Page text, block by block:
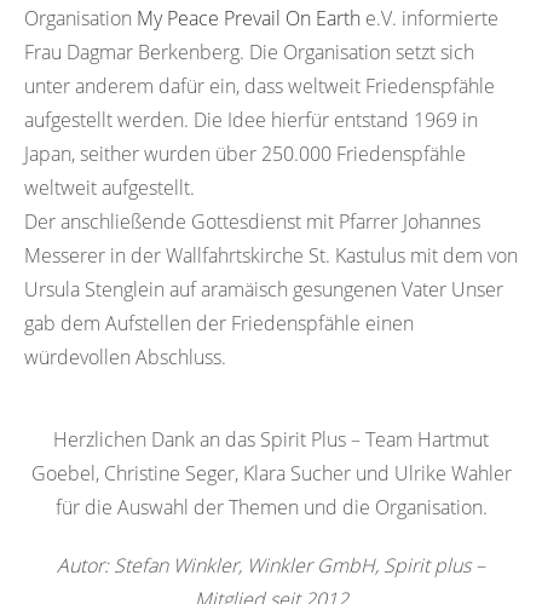
Organisation My Peace Prevail On Earth e.V. informierte
Frau Dagmar Berkenberg. Die Organisation setzt sich
unter anderem dafür ein, dass weltweit Friedenspfähle
aufgestellt werden. Die Idee hierfür entstand 1969 in
Japan, seither wurden über 250.000 Friedenspfähle
weltweit aufgestellt.
Der anschließende Gottesdienst mit Pfarrer Johannes
Messerer in der Wallfahrtskirche St. Kastulus mit dem von
Ursula Stenglein auf aramäisch gesungenen Vater Unser
gab dem Aufstellen der Friedenspfähle einen
würdevollen Abschluss.
Herzlichen Dank an das Spirit Plus – Team Hartmut
Goebel, Christine Seger, Klara Sucher und Ulrike Wahler
für die Auswahl der Themen und die Organisation.
Autor: Stefan Winkler, Winkler GmbH, Spirit plus –